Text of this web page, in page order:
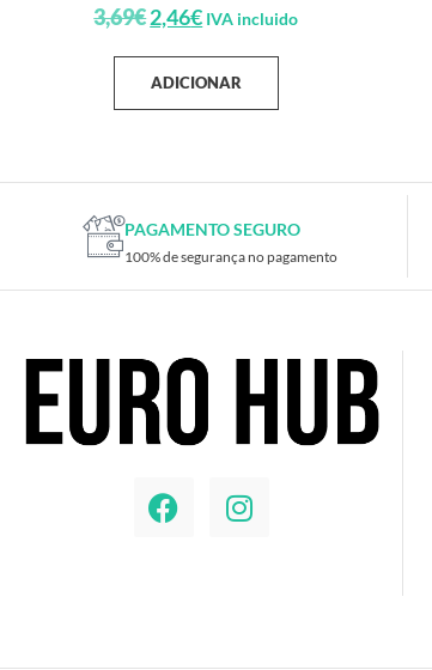
3,69€2,46€ IVA incluido
ADICIONAR
PAGAMENTO SEGURO
100% de segurança no pagamento